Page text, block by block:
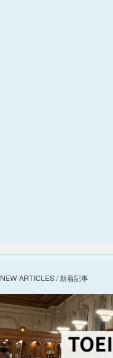
NEW ARTICLES / 新着記事